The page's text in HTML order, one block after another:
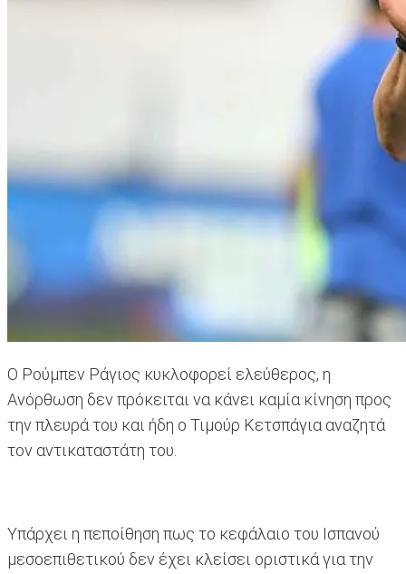
Ο Ρούμπεν Ράγιος κυκλοφορεί ελεύθερος, η
Ανόρθωση δεν πρόκειται να κάνει καμία κίνηση προς
την πλευρά του και ήδη ο Τιμούρ Κετσπάγια αναζητά
τον αντικαταστάτη του.
Υπάρχει η πεποίθηση πως το κεφάλαιο του Ισπανού
μεσοεπιθετικού δεν έχει κλείσει οριστικά για την